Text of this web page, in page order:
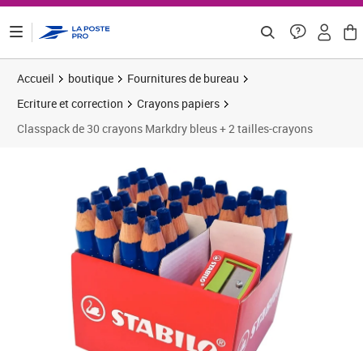
Accueil boutique
Fournitures de bureau
Ecriture et correction
Crayons papiers
Classpack de 30 crayons Markdry bleus + 2 tailles-crayons